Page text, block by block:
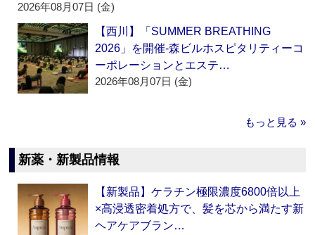
2026年08月07日 (金)
【西川】「SUMMER BREATHING
2026」を開催‐森ビルホスピタリティーコ
ーポレーションとエステ…
2026年08月07日 (金)
もっと見る »
新薬・新製品情報
【新製品】ケラチン極限濃度6800倍以上
×高浸透密着処方で、髪を芯から満たす新
ヘアケアブラン…